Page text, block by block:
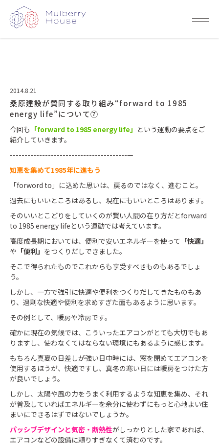
2014.8.21
桑原建設が賛同する取り組み“forward to 1985
energy life”について⑦
今回も 「forward to 1985 energy life」 という運動の要点をご
紹介していきます。
----------------------------------------—
知恵を集めて1985年に進もう
「forword to」に込めた思いは、戻るのではなく、進むこと。
過去にもいいところはあるし、現在にもいいところはあります。
そのいいとこどりをしていくのが賢い人間の在り方だとforward
to 1985 energy lifeという運動では考えています。
高度成長期においては、便利で安いエネルギーを使って 「快適」
や 「便利」 をつくりだしできました。
そこで得られたものでこれからも享受すべきものもあるでしょ
う。
しかし、一方で強引に快適や便利をつくりだしてきたものもあ
り、過剰な快適や便利を求めすぎた面もあるように思います。
その例として、暖房や冷房です。
確かに現在の気候では、こういったエアコンがとても大切でもあ
りますし、使わなくてはならない環境にもあるように感じます。
もちろん真夏の日差しが強い日中時には、窓を閉めてエアコンを
使用するほうが、快適ですし、真冬の寒い日には暖房をつけた方
が良いでしょう。
しかし、太陽や風の力をうまく利用するような知恵を集め、それ
が普及していればエネルギーを余分に使わずにもっと心地よい住
まいにできるはずではないでしょうか。
パッシブデザインと気密・断熱性がしっかりとした家であれば、
エアコンなどの設備に頼りすぎなくて済むのです。